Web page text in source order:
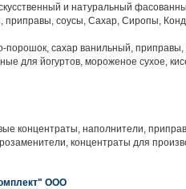
и натуральный
приправы, соусы, Сахар, Сиропы,
порошок, сахар ванильный,
для йогуртов, мороженое сухое,
концентраты, наполнители,
концентраты для
ООО